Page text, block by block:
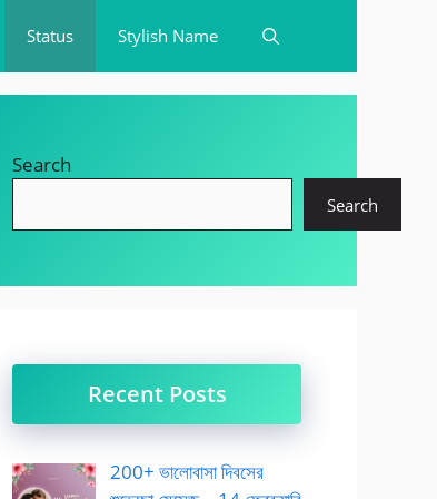
Status Stylish Name
Search
Search
Recent Posts
200+ ভালোবাসা দিবসের